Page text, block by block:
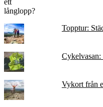
Topptur:
Vykort från